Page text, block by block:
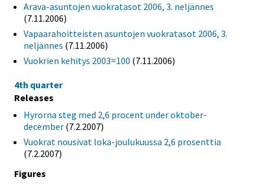
Arava-asuntojen vuokratasot 2006, 3. neljännes
(7.11.2006)
Vapaarahoitteisten asuntojen vuokratasot 2006, 3.
neljännes (7.11.2006)
Vuokrien kehitys 2003=100 (7.11.2006)
4th quarter
Releases
Hyrorna steg med 2,6 procent under oktober-
december (7.2.2007)
Vuokrat nousivat loka-joulukuussa 2,6 prosenttia
(7.2.2007)
Figures